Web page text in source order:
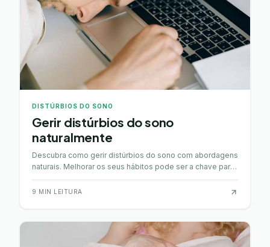
DISTÚRBIOS DO SONO
Gerir distúrbios do sono
naturalmente
Descubra como gerir distúrbios do sono com abordagens
naturais. Melhorar os seus hábitos pode ser a chave para
um descanso de qualidade.
9 MIN LEITURA